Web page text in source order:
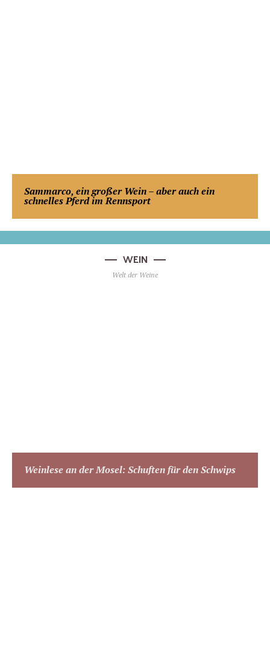
Sammarco, ein großer Wein – aber auch ein
schnelles Pferd im Rennsport
WEIN
Welt der Weine
Weinlese an der Mosel: Schuften für den Schwips